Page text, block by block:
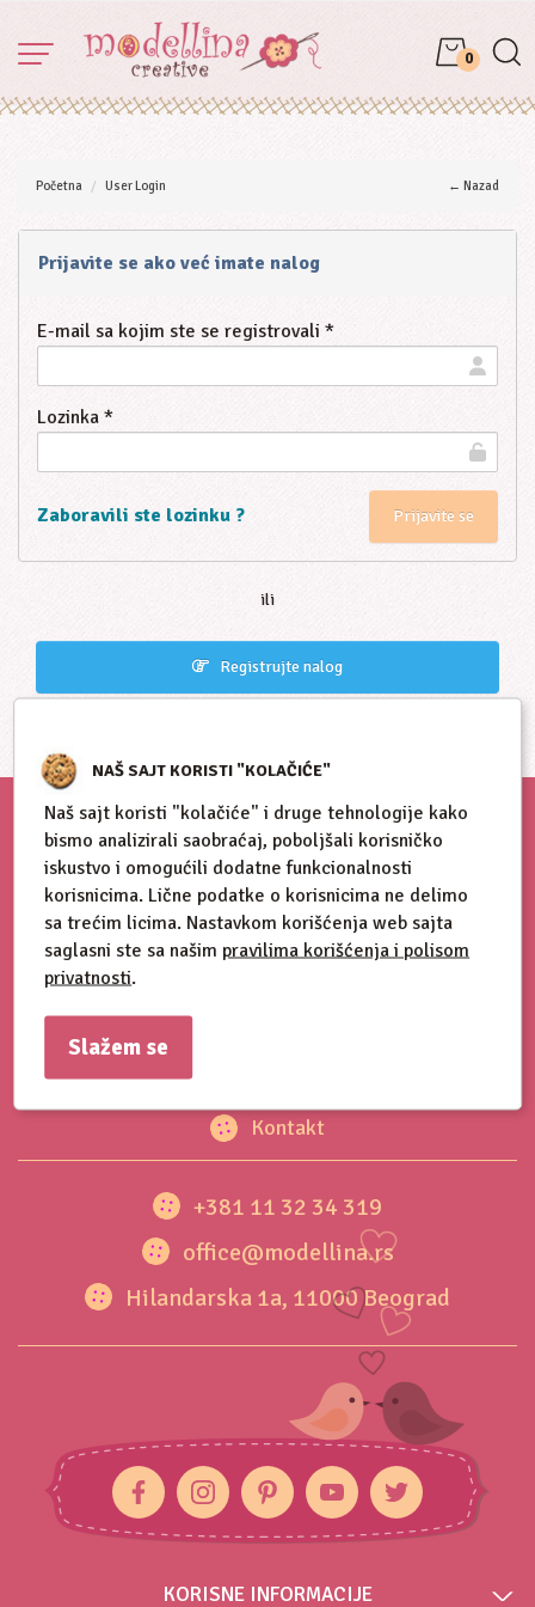
0
Početna User Login ← Nazad
Prijavite se ako već imate nalog
E-mail sa kojim ste se registrovali *
Lozinka *
Zaboravili ste lozinku ?
ili
Registrujte nalog
Kontakt
+381 11 32 34 319
office@modellina.rs
Hilandarska 1a, 11000 Beograd
KORISNE INFORMACIJE
NAŠ SAJT KORISTI "KOLAČIĆE"
Naš sajt koristi "kolačiće" i druge tehnologije kako
bismo analizirali saobraćaj, poboljšali korisničko
iskustvo i omogućili dodatne funkcionalnosti
korisnicima. Lične podatke o korisnicima ne delimo
sa trećim licima. Nastavkom korišćenja web sajta
saglasni ste sa našim pravilima korišćenja i polisom
privatnosti.
Slažem se